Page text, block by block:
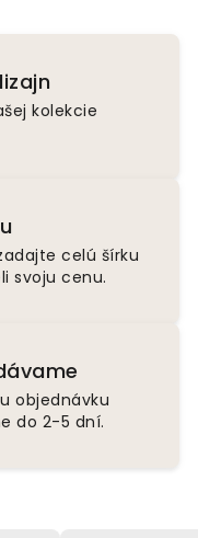
kolekcie
celú šírku
svoju cenu.
objednávku
do 2-5 dní.